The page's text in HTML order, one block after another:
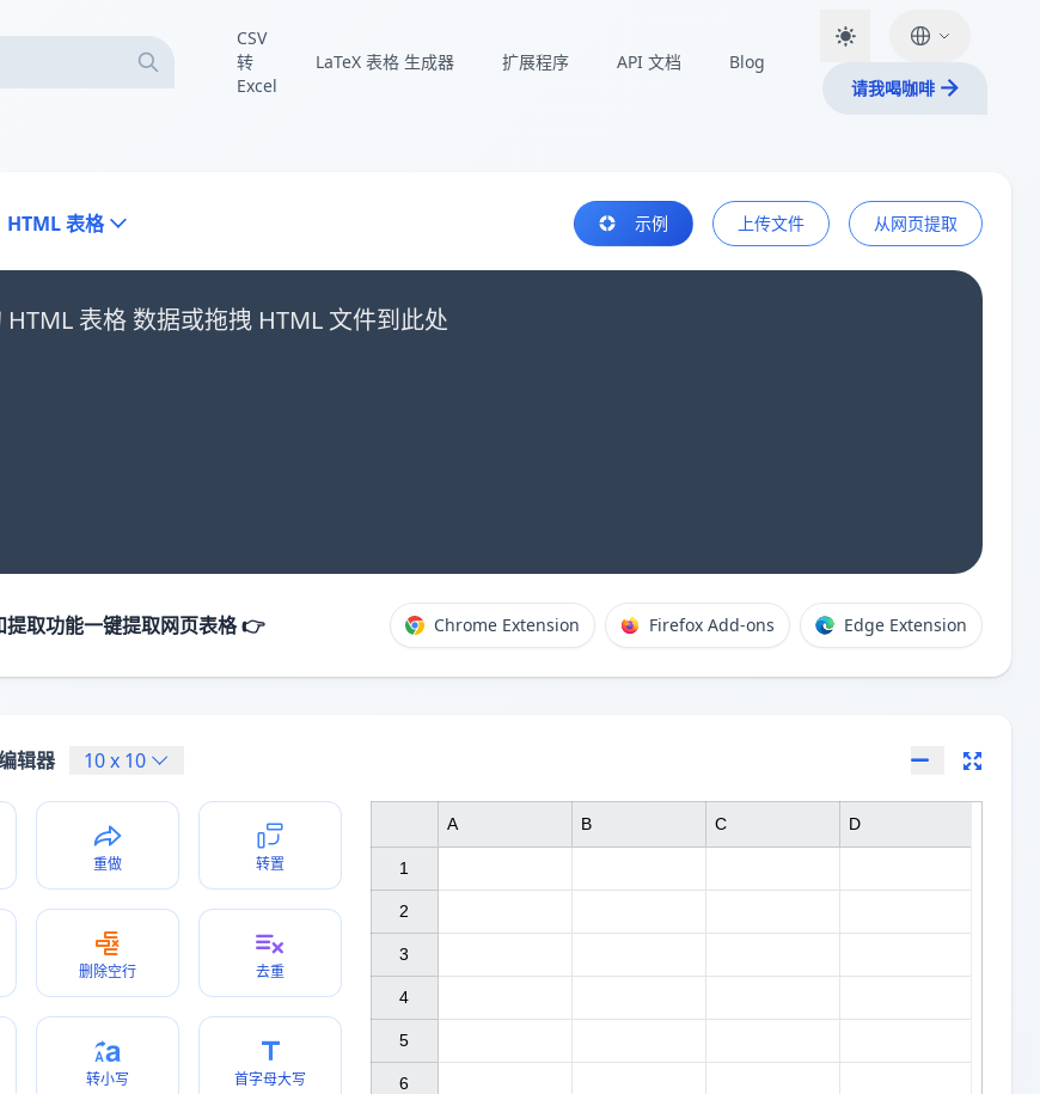
CSV
转
Excel
LaTeX 表格 生成器 扩展程序 API 文档
Blog
请我喝咖啡
HTML 表格 示例 上传文件 从网页提取
HTML 表格 数据或拖拽 HTML 文件到此处
提取功能一键提取网页表格 👉 Chrome Extension Firefox Add-ons Edge Extension
辑器 10x 10
重做 转置
删除空行 去重
转小写 首字母大写
1
2
3
4
5
6
A B C D